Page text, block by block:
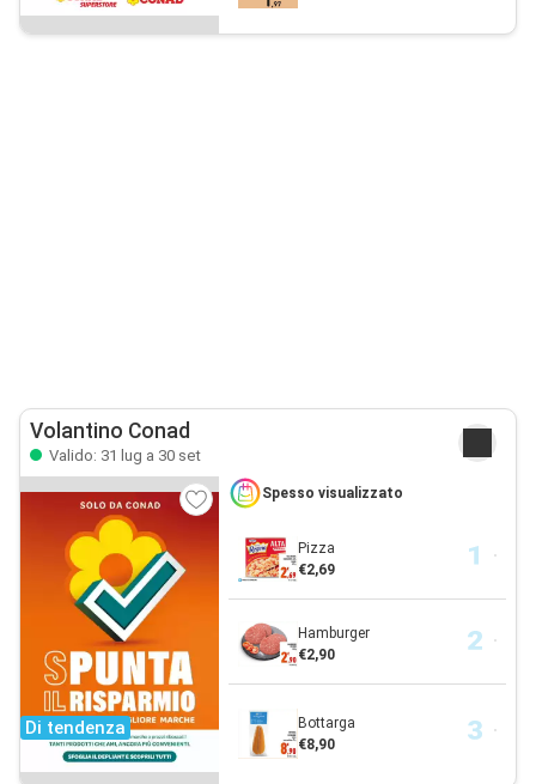
Volantino Conad
Valido: 31 lug a 30 set
Di tendenza
Spesso visualizzato
Pizza
€2,69
Hamburger
€2,90
Bottarga
€8,90